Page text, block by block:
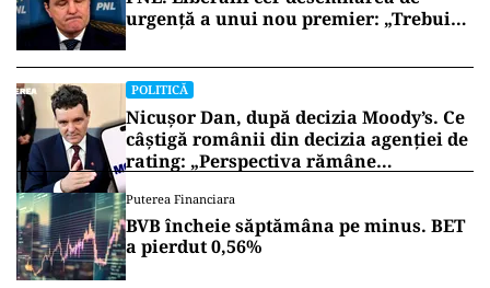
urgență a unui nou premier: „Trebuie
POLITICĂ
Nicușor Dan, după decizia Moody’s. Ce
câștigă românii din decizia agenției de
rating: „Perspectiva rămâne
Puterea Financiara
BVB încheie săptămâna pe minus. BET
a pierdut 0,56%